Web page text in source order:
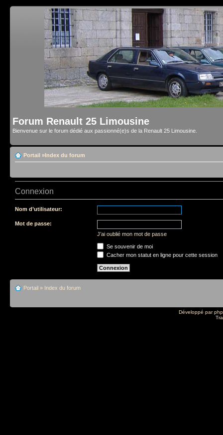
Forum Renault 25 Limousine
Bienvenue sur le forum dédié aux passionné(e)s de la Renault 25 Limousine.
Portail »Index du forum
Connexion
Nom d’utilisateur:
Mot de passe:
J’ai oublié mon mot de passe
Se souvenir de moi
Cacher mon statut en ligne pour cette session
Portail » Index du forum
Développé par